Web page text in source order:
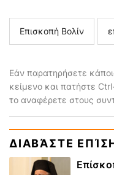
Επισκοπή Βολίν
Εάν παρατηρήσετε
κείμενο και πατήστε
το αναφέρετε στους
ΔΙΑΒΆΣΤΕ